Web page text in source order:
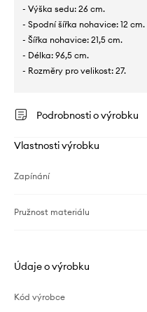
- Výška sedu: 26 cm.
- Spodní šířka nohavice: 12 cm.
- Šířka nohavice: 21,5 cm.
- Délka: 96,5 cm.
- Rozměry pro velikost: 27.
Podrobnosti o výrobku
Vlastnosti výrobku
Zapínání
Pružnost materiálu
Údaje o výrobku
Kód výrobce